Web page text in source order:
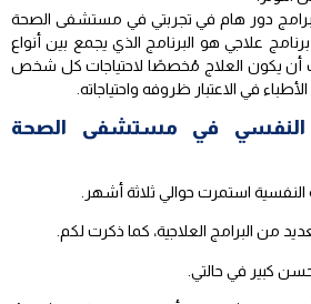
دور هام في تجربتي في مستشفى الصحة
علاجي هو البرنامج الذي يجمع بين أنواع
أن يكون العلاج مُخصصًا لاحتياجات كل شخص
في الاعتبار ظروفه واحتياجاته.
النفسي في مستشفى الصحة
استمرت حوالي ثلاثة أشهر.
من البرامج العلاجية، كما ذكرت لكم.
كبير في حالتي.